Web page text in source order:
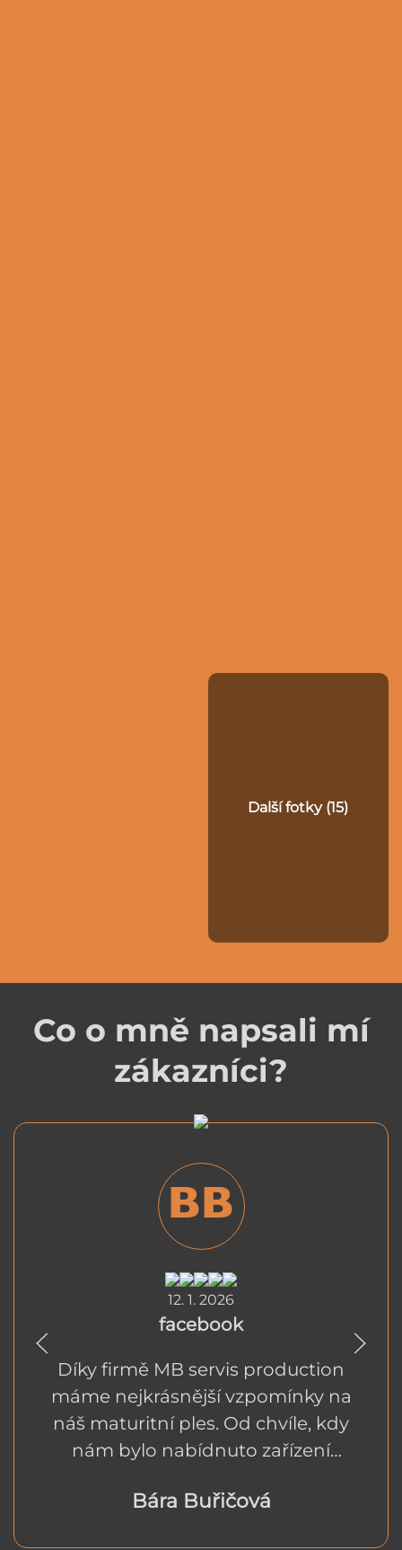
Další fotky (15)
Co o mně napsali mí
zákazníci?
BB
12. 1. 2026
facebook
Díky firmě MB servis production
máme nejkrásnější vzpomínky na
náš maturitní ples. Od chvíle, kdy
nám bylo nabídnuto zařízení
věděli, že to bude super
Bára Buřičová